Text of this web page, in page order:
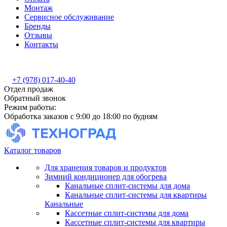
Монтаж
Сервисное обслуживание
Бренды
Отзывы
Контакты
+7 (978) 017-40-40
Отдел продаж
Обратный звонок
Режим работы:
Обработка заказов с 9:00 до 18:00 по будням
Каталог товаров
Для хранения товаров и продуктов
Зимний кондиционер для обогрева
Канальные сплит-системы для дома
Канальные сплит-системы для квартиры
Канальные
Кассетные сплит-системы для дома
Кассетные сплит-системы для квартиры